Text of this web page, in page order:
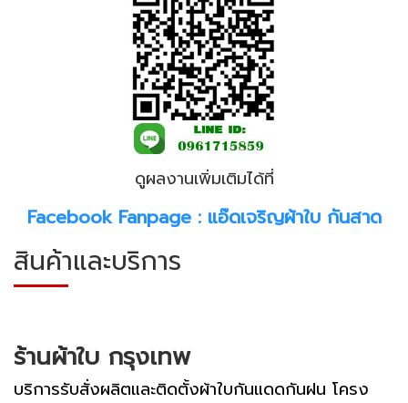
ดูผลงานเพิ่มเติมได้ที่
Facebook Fanpage : แอ๊ดเจริญผ้าใบ กันสาด
สินค้าและบริการ
ร้านผ้าใบ กรุงเทพ
บริการรับสั่งผลิตและติดตั้งผ้าใบกันแดดกันฝน โครง